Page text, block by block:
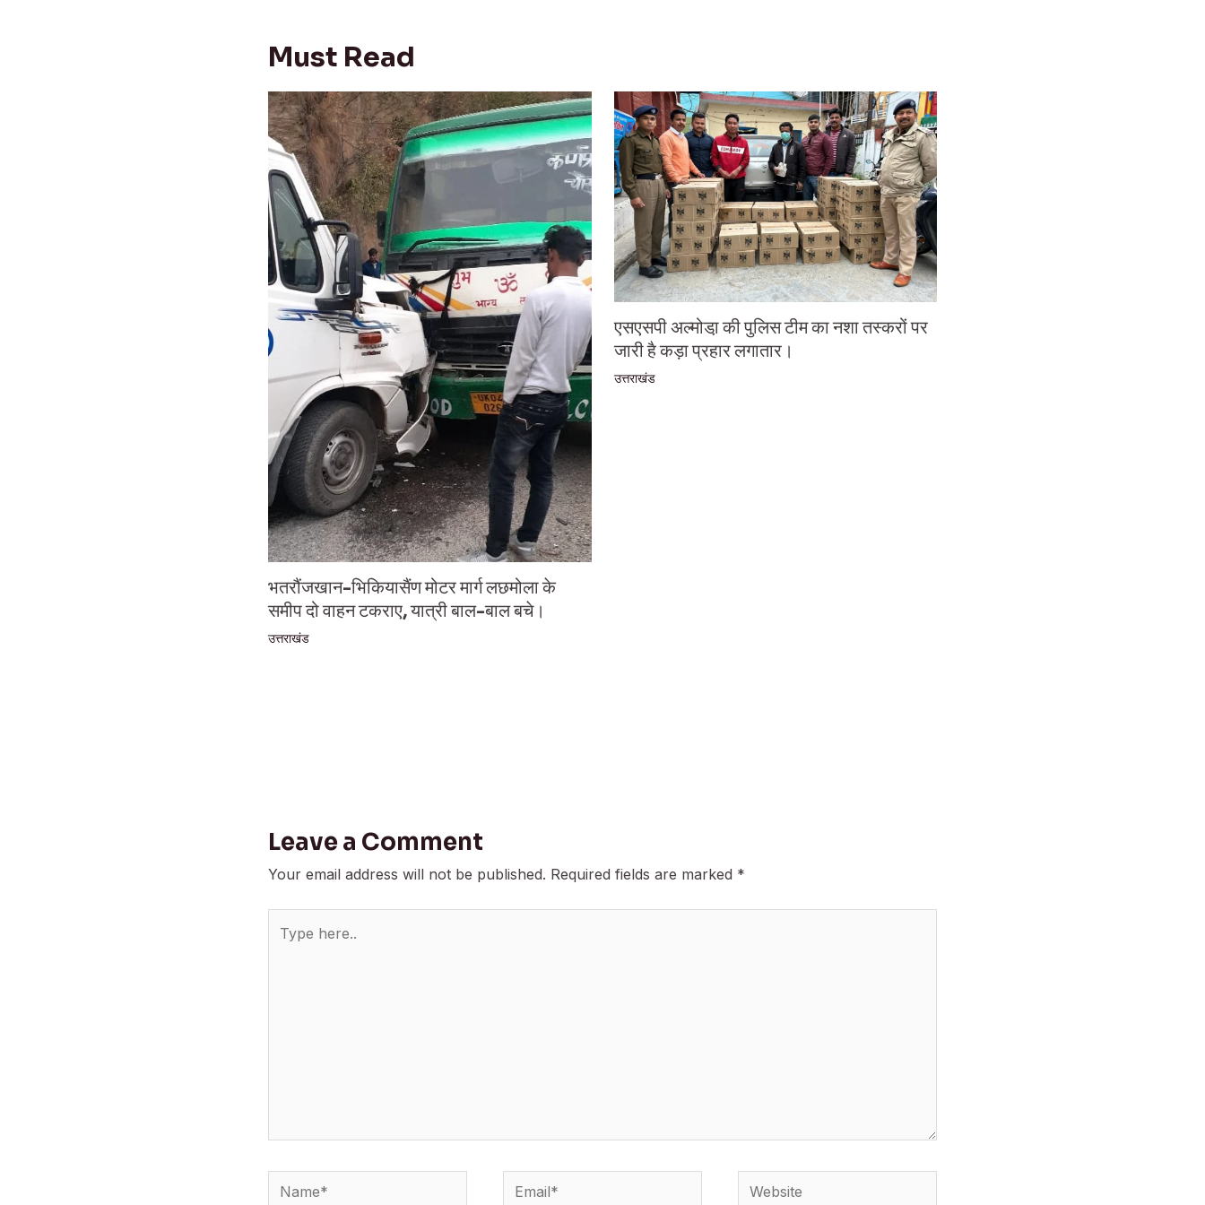
Must Read
भतरौंजखान-भिकियासैंण मोटर मार्ग लछमोला के
समीप दो वाहन टकराए, यात्री बाल-बाल बचे।
उत्तराखंड
एसएसपी अल्मोडा़ की पुलिस टीम का नशा तस्करों पर
जारी है कड़ा प्रहार लगातार।
उत्तराखंड
Leave a Comment
Your email address will not be published. Required fields are marked *
here..
Name* Email* Website